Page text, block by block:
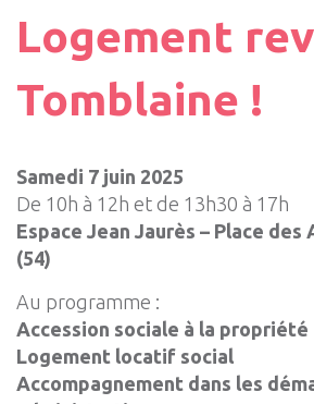
Logement
Tomblaine !
Samedi 7 juin 2025
De 10h à 12h et de 13h30 à 17h
Espace Jean Jaurès – Place des
(54)
Au programme :
Accession sociale à la propriété
Logement locatif social
Accompagnement dans les